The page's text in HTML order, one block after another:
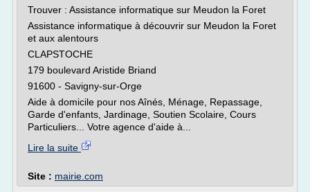
Trouver : Assistance informatique sur Meudon la Foret
Assistance informatique à découvrir sur Meudon la Foret
et aux alentours
CLAPSTOCHE
179 boulevard Aristide Briand
91600 - Savigny-sur-Orge
Aide à domicile pour nos Aînés, Ménage, Repassage,
Garde d'enfants, Jardinage, Soutien Scolaire, Cours
Particuliers... Votre agence d'aide à...
Lire la suite
Site : mairie.com